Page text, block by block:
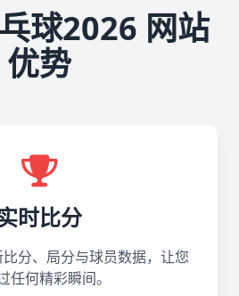
球2026 网站
优势
时比分
分、局分与球员数据，让您
任何精彩瞬间。